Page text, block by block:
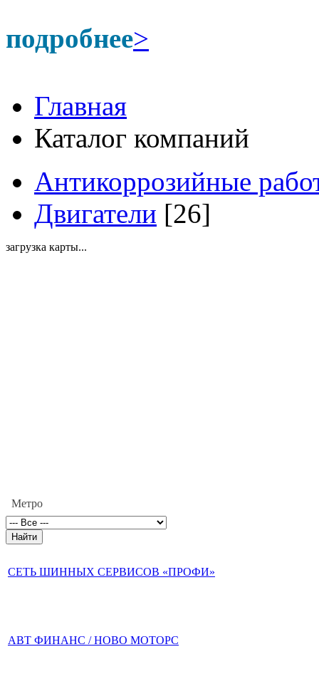
подробнее>
Главная
Каталог компаний
Антикоррозийные
Двигатели [26]
загрузка карты...
Метро
СЕТЬ ШИННЫХ СЕРВИСОВ «ПРОФИ»
АВТ ФИНАНС / НОВО МОТОРС